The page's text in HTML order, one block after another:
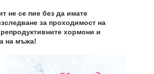
не се пие без да имате
за проходимост на
хормони и
на мъжа!